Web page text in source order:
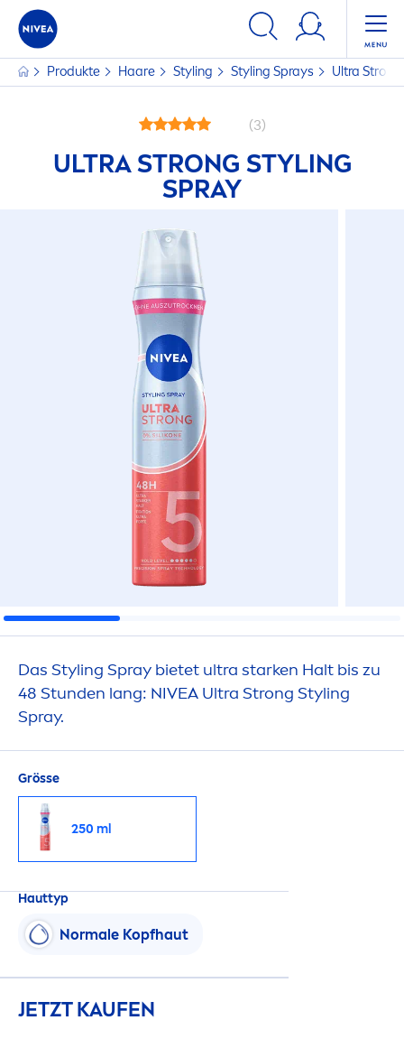
Produkte Haare Styling Styling Sprays Ultra
(3)
ULTRA STRONG STYLING
SPRAY
Das Styling Spray bietet ultra starken Halt bis zu
48 Stunden lang: NIVEA Ultra Strong Styling
Spray.
Grösse
250 ml
Hauttyp
Normale Kopfhaut
JETZT KAUFEN